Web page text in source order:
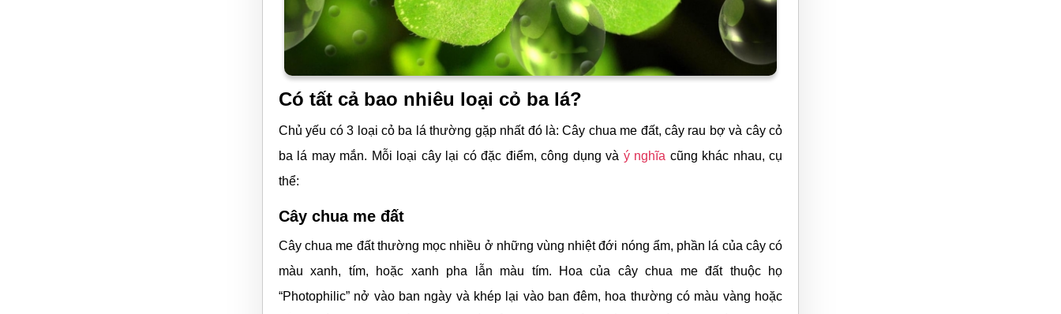
Có tất cả bao nhiêu loại cỏ ba lá?
Chủ yếu có 3 loại cỏ ba lá thường gặp nhất đó là:Cây chua me đất, cây rau bợ và cây cỏ
ba lá may mắn. Mỗi loại cây lại có đặc điểm, công dụng và ý nghĩa cũng khác nhau, cụ
thể:
Cây chua me đất
Cây chua me đất thường mọc nhiều ở những vùng nhiệt đới nóng ẩm, phần lá của cây có
màu xanh, tím, hoặc xanh pha lẫn màu tím. Hoa của cây chua me đất thuộc họ
“Photophilic” nở vào ban ngày và khép lại vào ban đêm, hoa thường có màu vàng hoặc